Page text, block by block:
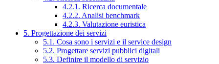
4.2.1. Ricerca documentale
4.2.2. Analisi benchmark
4.2.3. Valutazione euristica
5. Progettazione dei servizi
5.1. Cosa sono i servizi e il service design
5.2. Progettare servizi pubblici digitali
5.3. Definire il modello di servizio